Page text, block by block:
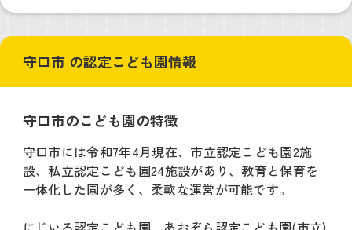
守口市 の認定こども園情報
守口市のこども園の特徴
守口市には令和7年4月現在、市立認定こども園2施
設、私立認定こども園24施設があり、教育と保育を
一体化した園が多く、柔軟な運営が可能です。